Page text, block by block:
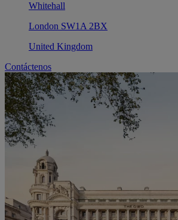
Whitehall
London SW1A 2BX
United Kingdom
Contáctenos